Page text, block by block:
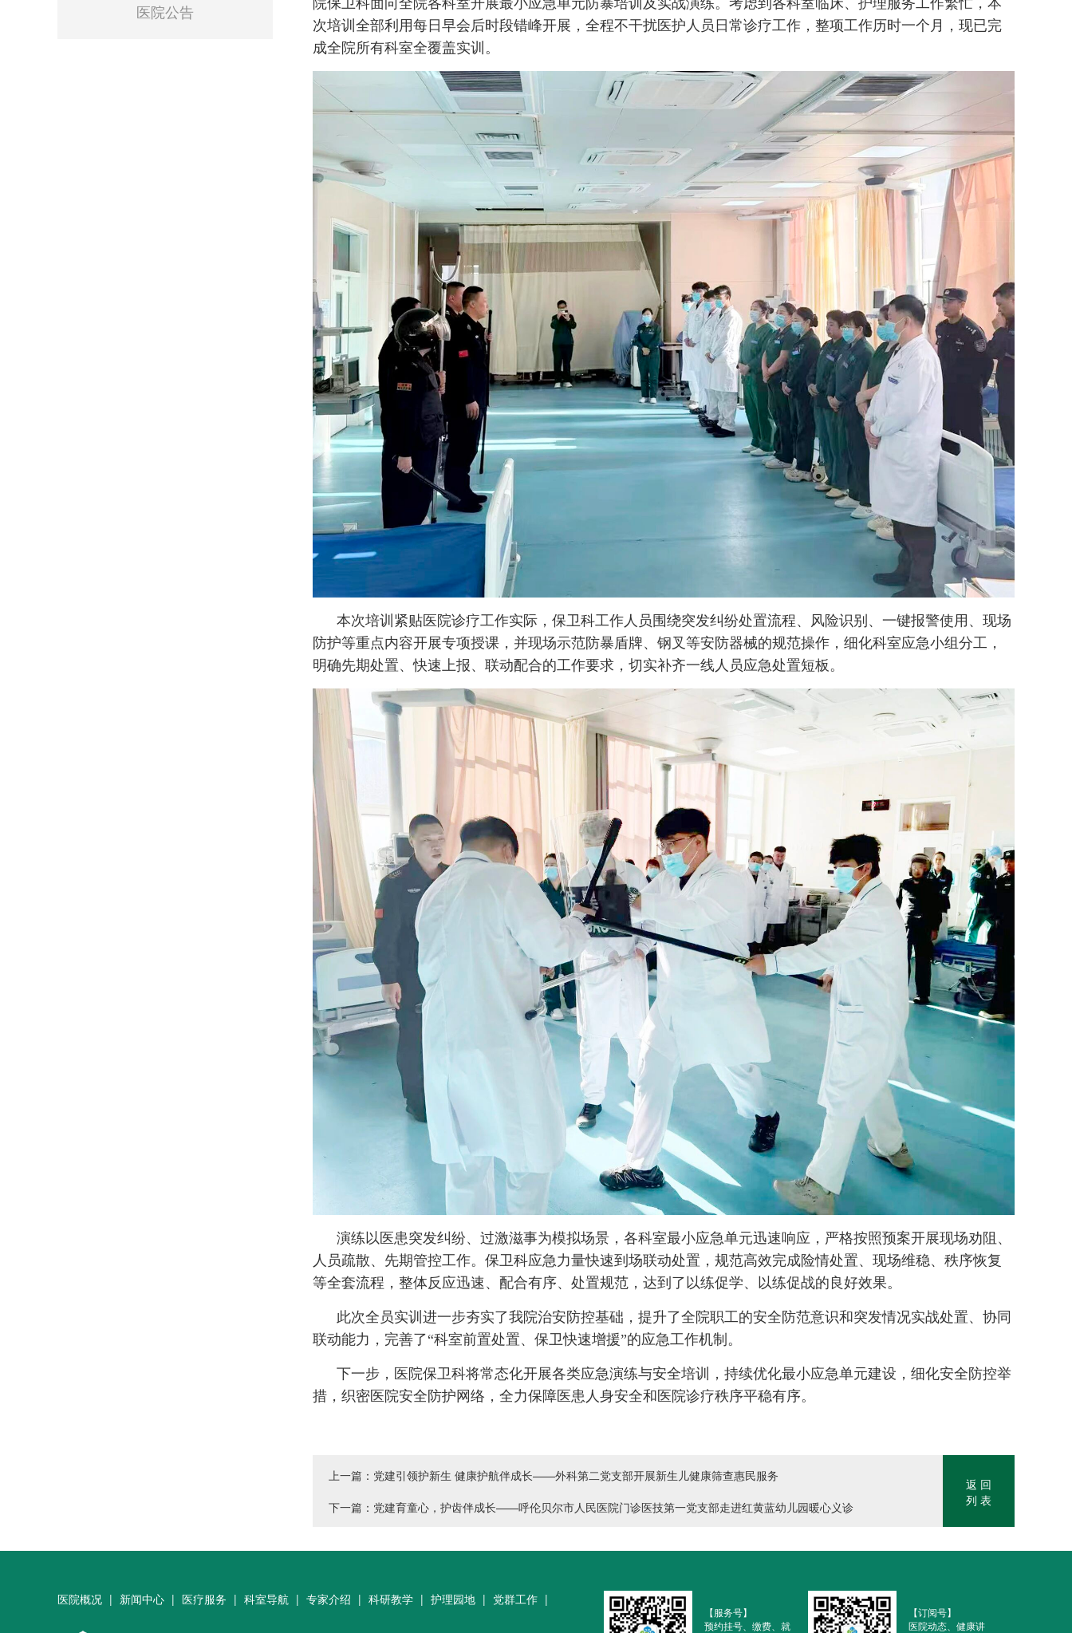
医院公告
院保卫科面向全院各科室开展最小应急单元防暴培训及实战演练。考虑到各科室临床、护理服务工作繁忙，本
次培训全部利用每日早会后时段错峰开展，全程不干扰医护人员日常诊疗工作，整项工作历时一个月，现已完
成全院所有科室全覆盖实训。
本次培训紧贴医院诊疗工作实际，保卫科工作人员围绕突发纠纷处置流程、风险识别、一键报警使用、现场
防护等重点内容开展专项授课，并现场示范防暴盾牌、钢叉等安防器械的规范操作，细化科室应急小组分工，
明确先期处置、快速上报、联动配合的工作要求，切实补齐一线人员应急处置短板。
演练以医患突发纠纷、过激滋事为模拟场景，各科室最小应急单元迅速响应，严格按照预案开展现场劝阻、
人员疏散、先期管控工作。保卫科应急力量快速到场联动处置，规范高效完成险情处置、现场维稳、秩序恢复
等全套流程，整体反应迅速、配合有序、处置规范，达到了以练促学、以练促战的良好效果。
此次全员实训进一步夯实了我院治安防控基础，提升了全院职工的安全防范意识和突发情况实战处置、协同
联动能力，完善了“科室前置处置、保卫快速增援”的应急工作机制。
下一步，医院保卫科将常态化开展各类应急演练与安全培训，持续优化最小应急单元建设，细化安全防控举
措，织密医院安全防护网络，全力保障医患人身安全和医院诊疗秩序平稳有序。
上一篇：党建引领护新生 健康护航伴成长——外科第二党支部开展新生儿健康筛查惠民服务
下一篇：党建育童心，护齿伴成长——呼伦贝尔市人民医院门诊医技第一党支部走进红黄蓝幼儿园暖心义诊
返 回
列 表
医院概况 | 新闻中心 | 医疗服务 | 科室导航 | 专家介绍 | 科研教学 | 护理园地 | 党群工作 |
【服务号】
预约挂号、缴费、就
【订阅号】
医院动态、健康讲